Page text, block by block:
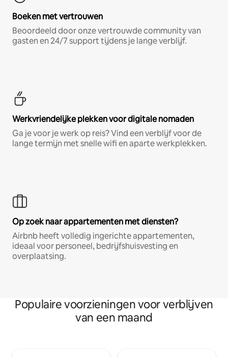
Boeken met vertrouwen
Beoordeeld door onze vertrouwde community van
gasten en 24/7 support tijdens je lange verblijf.
Werkvriendelijke plekken voor digitale nomaden
Ga je voor je werk op reis? Vind een verblijf voor de
lange termijn met snelle wifi en aparte werkplekken.
Op zoek naar appartementen met diensten?
Airbnb heeft volledig ingerichte appartementen,
ideaal voor personeel, bedrijfshuisvesting en
overplaatsing.
Populaire voorzieningen voor verblijven
van een maand